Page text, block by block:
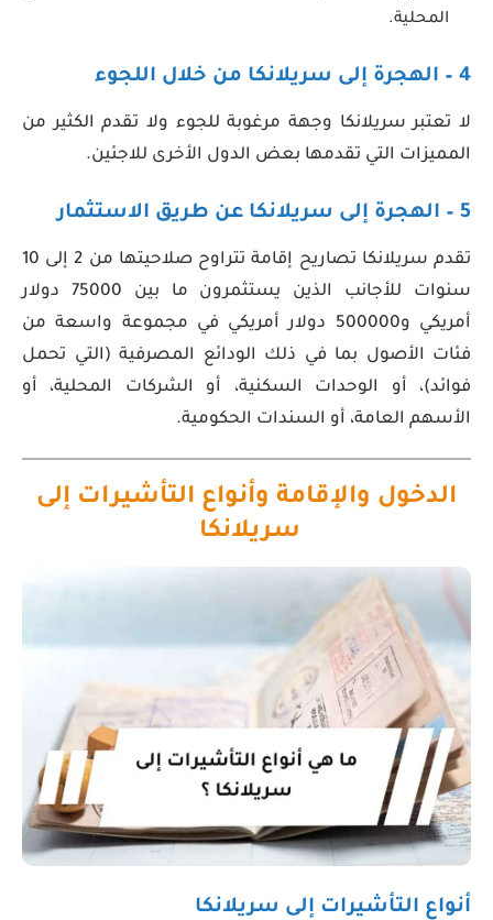
المحلية.
4 – الهجرة إلى سريلانكا من خلال اللجوء
لا تعتبر سريلانكا وجهة مرغوبة للجوء ولا تقدم الكثير من
المميزات التي تقدمها بعض الدول الأخرى للاجئين.
5 – الهجرة إلى سريلانكا عن طريق الاستثمار
تقدم سريلانكا تصاريح إقامة تتراوح صلاحيتها من 2 إلى 10
سنوات للأجانب الذين يستثمرون ما بين 75000 دولار
أمريكي و500000 دولار أمريكي في مجموعة واسعة من
فئات الأصول بما في ذلك الودائع المصرفية (التي تحمل
فوائد)، أو الوحدات السكنية، أو الشركات المحلية، أو
الأسهم العامة، أو السندات الحكومية.
الدخول والإقامة وأنواع التأشيرات إلى
سريلانكا
أنواع التأشيرات إلى سريلانكا